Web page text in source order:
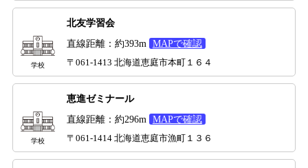
学校
北友学習会
直線距離：約393m MAPで確認
〒061-1413 北海道恵庭市本町１６４
学校
恵進ゼミナール
直線距離：約296m MAPで確認
〒061-1414 北海道恵庭市漁町１３６